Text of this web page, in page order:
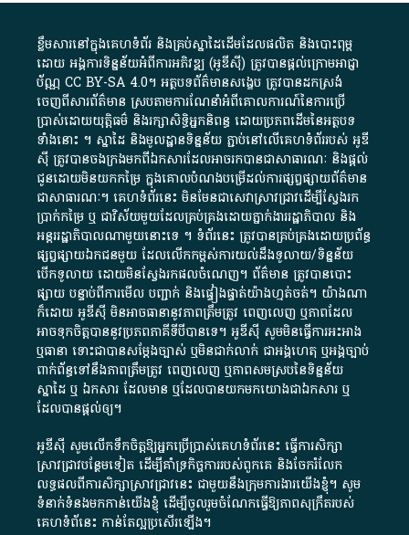
ខ្លឹមសារ​នៅ​ក្នុង​គេហទំព័រ និង​គ្រប់​ស្នា​ដៃ​ដើម​ដែល​ផលិត​ និង​បោះពុម្ព​
ដោយ​ អង្គការ​ទិន្នន័យ​អំពី​ការអភិវឌ្ឍ​​ (អូ​ឌី​ស៊ី)​ ត្រូវ​បាន​ផ្តល់​ក្រោម​អាជ្ញា
ប័ណ្ណ​CC BY-SA 4.0។​ អត្ថបទ​ព័ត៌មាន​សង្ខេប​ ត្រូវ​បាន​ដកស្រង់​
ចេញពី​សារព័ត៌មាន ស្របតាមការ​ណែនាំ​អំពី​គោលការណ៍​នៃ​ការ​ប្រើ
ប្រាស់​ដោយ​យុត្តិធម៌​ និង​រក្សាសិទ្ធិអ្នកនិពន្ធ ដោយ​ប្រភពដើម​នៃ​​អត្ថបទ
ទាំង​នោះ​ ។​ ស្នាដៃ​ និង​មូលដ្ឋាន​ទិន្នន័យ ​ភ្ជាប់​នៅ​លើ​គេហទំព័រ​របស់​ អូ​ឌី​
ស៊ី​ ត្រូវ​បាន​ចងក្រង​មក​ពី​ឯកសារ​ដែល​អាច​រក​បានជា​សាធារណៈ​ និង​ផ្តល់​
ជូន​ដោយ​មិន​យក​កម្រៃ​ ក្នុង​គោលបំណង​បម្រើ​ដល់ការ​ផ្សព្វផ្សាយ​ព័ត៌មាន​
ជា​សាធារណៈ​។​ គេហទំព័រ​នេះ​ មិនមែន​ជា​សេវា​ស្រាវជ្រាវ​ដើម្បី​ស្វែងរក
ប្រាក់​កម្រៃ​ ឬ​ ជា​វិស័យ​មួយ​ដែល​គ្រប់គ្រង​ដោយ​ភ្នាក់ងារ​រដ្ឋាភិបាល​ និង ​
អន្តររដ្ឋាភិបាល​ណាមួយ​នោះ​ទេ ​។​ ទំព័រ​នេះ​ ត្រូវ​បាន​គ្រប់គ្រង​ដោយ​ប្រព័ន្ធ​
ផ្សព្វផ្សាយ​ឯកជន​មួយ​ ដែល​លើកកម្ពស់​ការ​យល់​ដឹង​ទូលាយ​/​ទិន្នន័យ​
បើក​ទូលាយ​ ដោយ​មិនស្វែង​រក​ផល​ចំណេញ​។​ ព័ត៌មាន​ ត្រូវ​បាន​បោះ
ផ្សាយ​ បន្ទាប់​ពី​ការ​មើល​ បញ្ជាក់​ និង​ផ្ទៀងផ្ទាត់​យ៉ាង​ហ្មត់ចត់​។​ យ៉ាងណា​
ក៏​ដោយ​ អូ​ឌី​ស៊ី​ មិន​អាច​ធានា​នូវ​ភាព​ត្រឹមត្រូវ​ ពេញលេញ​ ឬ​ភាព​ដែល​
អាច​ទុកចិត្ត​បាននូវ​ប្រភព​ភាគី​ទី​បី​បាន​ទេ​។​ អូ​ឌី​ស៊ី​ សូម​មិន​ធ្វើការ​អះអាង​
ឬ​ធានា​ ទោះជា​បាន​សម្តែង​ច្បាស់​ ឬ​មិន​ជាក់លាក់​ ជា​អង្គហេតុ​ ឬ​អង្គច្បាប់​
ពាក់ព័ន្ធ​ទៅ​នឹង​ភាព​ត្រឹមត្រូវ​ ពេញលេញ​ ឬ​ភាព​សម​ស្រប​នៃ​ទិន្នន័យ​
ស្នាដៃ​ ឬ​ ឯកសារ​ ដែល​មាន​ ឬ​ដែល​បាន​យក​មក​យោង​ជា​ឯកសារ​ ឬ​
ដែល​បាន​ផ្តល់​ឲ្យ​។
អូឌីស៊ី សូមលើកទឹកចិត្តឱ្យអ្នកប្រើប្រាស់គេហទំព័រនេះ ធ្វើការសិក្សា
ស្រាវជ្រាវបន្ថែមទៀត ដើម្បីគាំទ្រកិច្ចការ​របស់ពួកគេ និងចែករំលែក
លទ្ធផលពីការសិក្សាស្រាវជ្រាវនេះ ជាមួយនឹងក្រុមការងារយើងខ្ញុំ។ សូម
ទំនាក់ទំនងមកកាន់យើងខ្ញុំ ដើម្បីចូលរួមចំណែកធ្វើឱ្យភាពសុក្រឹតរបស់
គេហទំព័នេះ កាន់តែល្អប្រសើរឡើង។